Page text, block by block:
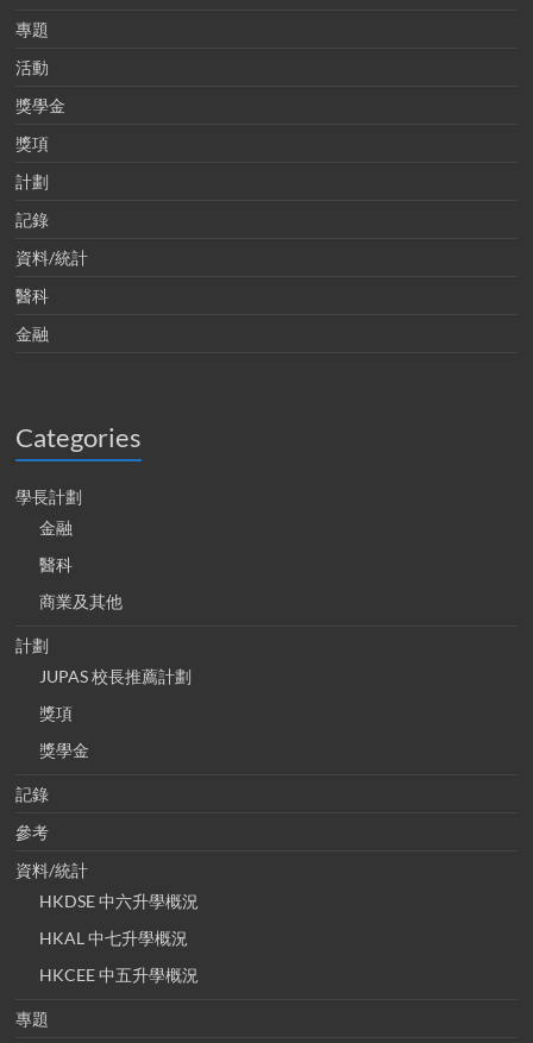
專題
活動
獎學金
獎項
計劃
記錄
資料/統計
醫科
金融
Categories
學長計劃
金融
醫科
商業及其他
計劃
JUPAS 校長推薦計劃
獎項
獎學金
記錄
參考
資料/統計
HKDSE 中六升學概況
HKAL 中七升學概況
HKCEE 中五升學概況
專題